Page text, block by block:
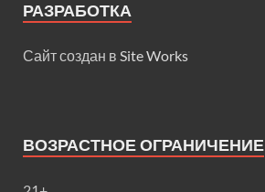
РАЗРАБОТКА
Сайт создан в Site Works
ВОЗРАСТНОЕ ОГРАНИЧЕНИЕ